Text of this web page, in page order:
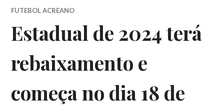
FUTEBOL ACREANO
Estadual de 2024 terá
rebaixamento e
começa no dia 18 de